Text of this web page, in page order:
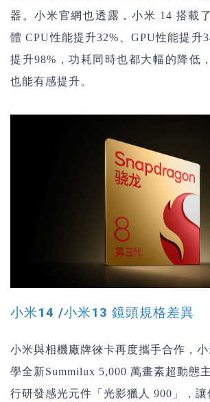
器。小米官網也透露，小米 14 搭載
體 CPU性能提升32%、GPU性能提升
提升98%，功耗同時也都大幅的降低
也能有感提升。
小米14 /小米13 鏡頭規格差異
小米與相機廠牌徠卡再度攜手合作，
學全新Summilux 5,000 萬畫素超動態
行研發感光元件「光影獵人 900」，